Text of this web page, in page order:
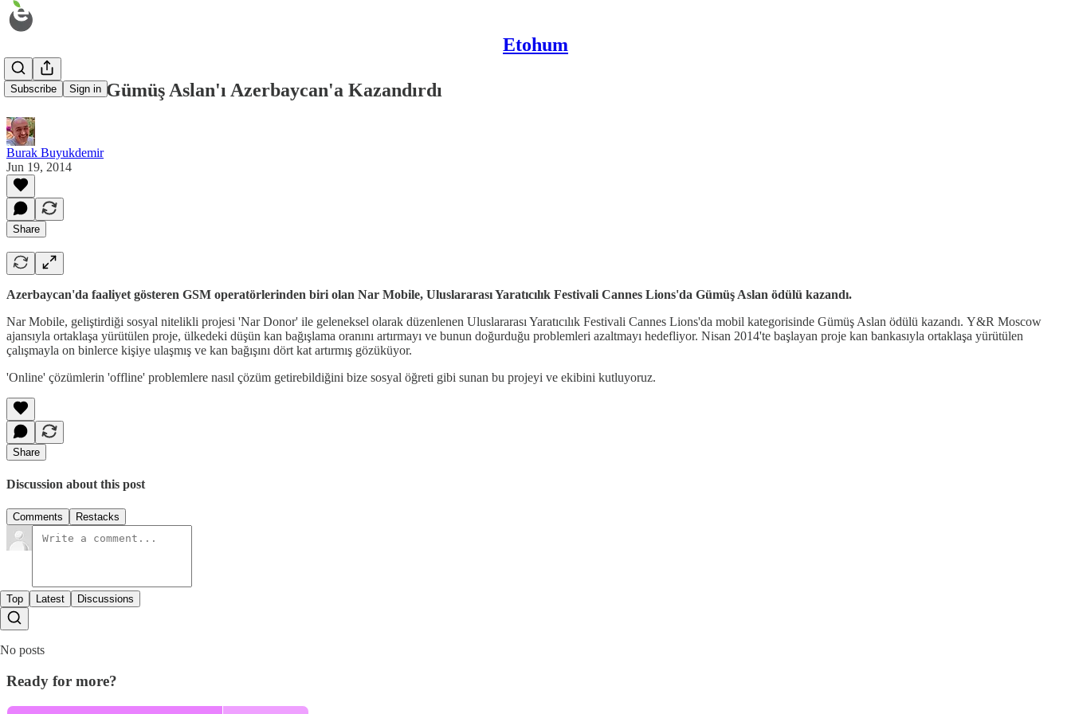
Etohum
Subscribe Sign in
Nar Mobile Gümüş Aslan'ı Azerbaycan'a Kazandırdı
Burak Buyukdemir
Jun 19, 2014
Share
Azerbaycan'da faaliyet gösteren GSM operatörlerinden biri olan Nar Mobile, Uluslararası Yaratıcılık Festivali Cannes Lions'da Gümüş Aslan ödülü kazandı.
Nar Mobile, geliştirdiği sosyal nitelikli projesi 'Nar Donor' ile geleneksel olarak düzenlenen Uluslararası Yaratıcılık Festivali Cannes Lions'da mobil kategorisinde Gümüş Aslan ödülü kazandı. Y&R Moscow
ajansıyla ortaklaşa yürütülen proje, ülkedeki düşün kan bağışlama oranını artırmayı ve bunun doğurduğu problemleri azaltmayı hedefliyor. Nisan 2014'te başlayan proje kan bankasıyla ortaklaşa yürütülen
çalışmayla on binlerce kişiye ulaşmış ve kan bağışını dört kat artırmış gözüküyor.
'Online' çözümlerin 'offline' problemlere nasıl çözüm getirebildiğini bize sosyal öğreti gibi sunan bu projeyi ve ekibini kutluyoruz.
Share
Discussion about this post
Comments Restacks
Top Latest Discussions
No posts
Ready for more?